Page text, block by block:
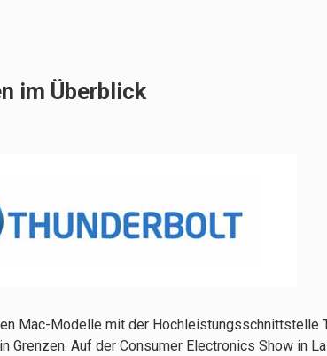
im Überblick
Mac-Modelle mit der Hochleistungsschnittstelle
Grenzen. Auf der Consumer Electronics Show in